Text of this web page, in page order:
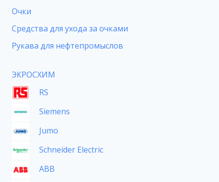
Очки
Средства для ухода за очками
Рукава для нефтепромыслов
ЭКРОСХИМ
RS
Siemens
Jumo
Schneider Electric
ABB